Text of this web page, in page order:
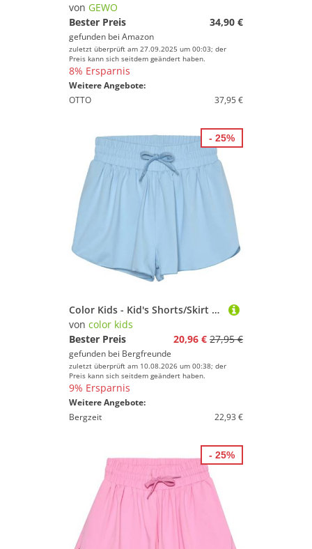
von GEWO
Bester Preis
34,90 €
gefunden bei Amazon
zuletzt überprüft am 27.09.2025 um 00:03; der
Preis kann sich seitdem geändert haben.
8% Ersparnis
Weitere Angebote:
OTTO
37,95 €
Color Kids - Kid's Shorts/Skirt - Laufrock Gr 116 blau
von color kids
Bester Preis
20,96 € 27,95 €
gefunden bei Bergfreunde
zuletzt überprüft am 10.08.2026 um 00:38; der
Preis kann sich seitdem geändert haben.
9% Ersparnis
Weitere Angebote:
Bergzeit
22,93 €
- 25%
- 25%